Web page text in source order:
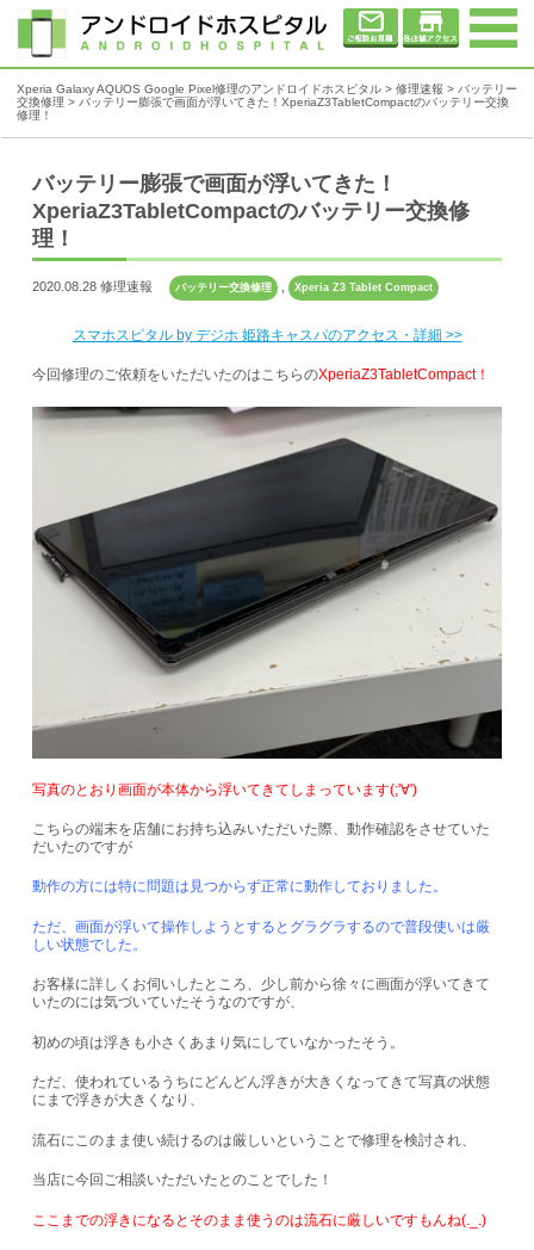
Xperia Galaxy AQUOS Google Pixel修理のアンドロイドホスピタル > 修理速報 > バッテリー
交換修理 > バッテリー膨張で画面が浮いてきた！XperiaZ3TabletCompactのバッテリー交換
修理！
バッテリー膨張で画面が浮いてきた！
XperiaZ3TabletCompactのバッテリー交換修
理！
2020.08.28 修理速報 バッテリー交換修理 , Xperia Z3 Tablet Compact
スマホスピタル by デジホ 姫路キャスパのアクセス・詳細 >>
今回修理のご依頼をいただいたのはこちらのXperiaZ3TabletCompact！
写真のとおり画面が本体から浮いてきてしまっています(;'∀')
こちらの端末を店舗にお持ち込みいただいた際、動作確認をさせていた
だいたのですが
動作の方には特に問題は見つからず正常に動作しておりました。
ただ、画面が浮いて操作しようとするとグラグラするので普段使いは厳
しい状態でした。
お客様に詳しくお伺いしたところ、少し前から徐々に画面が浮いてきて
いたのには気づいていたそうなのですが、
初めの頃は浮きも小さくあまり気にしていなかったそう。
ただ、使われているうちにどんどん浮きが大きくなってきて写真の状態
にまで浮きが大きくなり、
流石にこのまま使い続けるのは厳しいということで修理を検討され、
当店に今回ご相談いただいたとのことでした！
ここまでの浮きになるとそのまま使うのは流石に厳しいですもんね(._.)